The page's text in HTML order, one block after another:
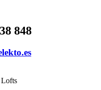
848